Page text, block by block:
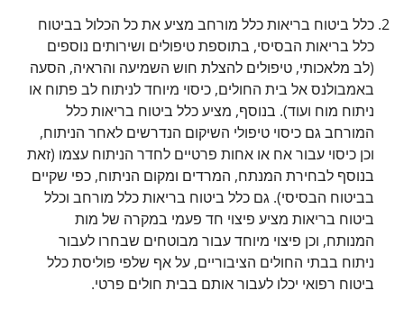
כלל ביטוח בריאות כלל מורחב מציע את כל הכלול בביטוח
כלל בריאות הבסיסי, בתוספת טיפולים ושירותים נוספים
(לב מלאכותי, טיפולים להצלת חוש השמיעה והראיה, הסעה
באמבולנס אל בית החולים, כיסוי מיוחד לניתוח לב פתוח או
ניתוח מוח ועוד). בנוסף, מציע כלל ביטוח בריאות כלל
המורחב גם כיסוי טיפולי השיקום הנדרשים לאחר הניתוח,
וכן כיסוי עבור אח או אחות פרטיים לחדר הניתוח עצמו (זאת
בנוסף לבחירת המנתח, המרדים ומקום הניתוח, כפי שקיים
בביטוח הבסיסי). גם כלל ביטוח בריאות כלל מורחב וכלל
ביטוח בריאות מציע פיצוי חד פעמי במקרה של מות
המנותח, וכן פיצוי מיוחד עבור מבוטחים שבחרו לעבור
ניתוח בבתי החולים הציבוריים, על אף שלפי פוליסת כלל
ביטוח רפואי יכלו לעבור אותם בבית חולים פרטי.